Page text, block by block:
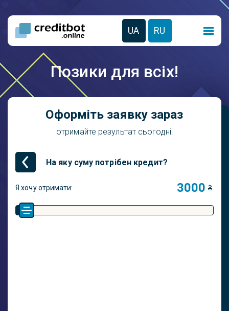
UA RU
Позики для всіх!
Оформіть заявку зараз
отримайте результат сьогодні!
На яку суму потрібен кредит?
Я хочу отримати: ₴.